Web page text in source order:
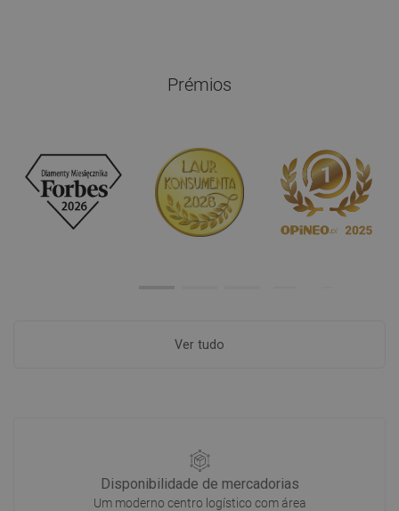
Prémios
Ver tudo
Disponibilidade de mercadorias
Um moderno centro logístico com área